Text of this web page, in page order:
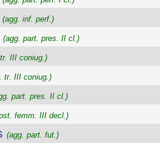
(agg. inf. perf.)
(agg. part. pres. II cl.)
III coniug.)
tr. III coniug.)
part. pres. II cl.)
femm. III decl.)
(agg. part. fut.)